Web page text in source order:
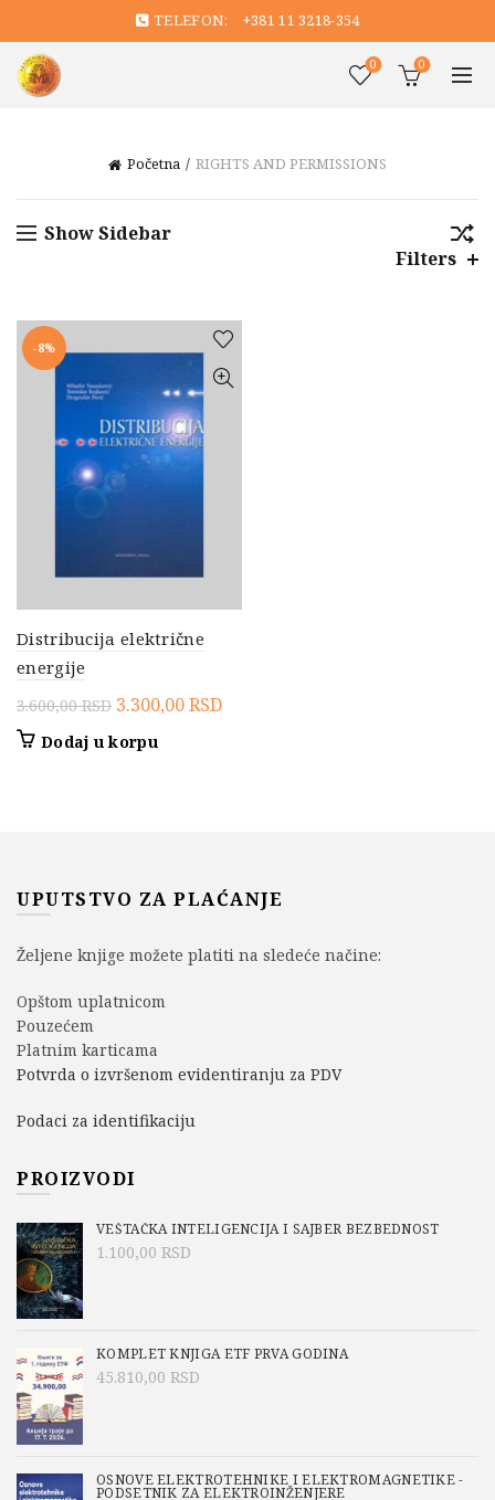
TELEFON: +381 11 3218-354
0 0
Početna RIGHTS AND PERMISSIONS
Show Sidebar
Filters
-8%
Distribucija električne
energije
3.600,00RSD Originalna
3.300,00RSDTrenutna
Dodaj u korpu
UPUTSTVO ZA PLAĆANJE
Željene knjige možete platiti na sledeće načine:
Opštom uplatnicom
Pouzećem
Platnim karticama
Potvrda o izvršenom evidentiranju za PDV
Podaci za identifikaciju
PROIZVODI
VEŠTAČKA INTELIGENCIJA I SAJBER BEZBEDNOST
1.100,00 RSD
KOMPLET KNJIGA ETF PRVA GODINA
45.810,00 RSD
OSNOVE ELEKTROTEHNIKE I ELEKTROMAGNETIKE -
PODSETNIK ZA ELEKTROINŽENJERE